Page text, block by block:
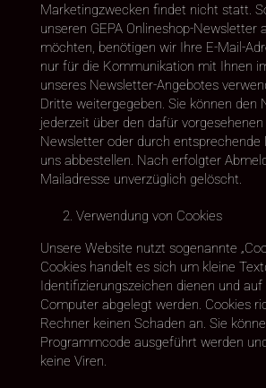
Marketingzwecken findet nicht statt.
unseren GEPA Onlineshop-Newsletter
möchten, benötigen wir Ihre E-Mail-
nur für die Kommunikation mit Ihnen
unseres Newsletter-Angebotes
Dritte weitergegeben. Sie können den
jederzeit über den dafür
Newsletter oder durch entsprechende
uns abbestellen. Nach erfolgter
Mailadresse unverzüglich gelöscht.
Verwendung von Cookies
Unsere Website nutzt sogenannte
Cookies handelt es sich um kleine
Identifizierungszeichen dienen und
Computer abgelegt werden. Cookies
Rechner keinen Schaden an. Sie
Programmcode ausgeführt werden
keine Viren.